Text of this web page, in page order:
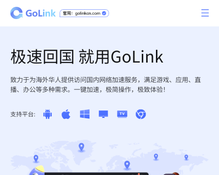
极速回国 就用GoLink
致力于为海外华人提供访问国内网络加速服务，满足游戏、应用、直
播、办公等多种需求。一键加速，极简操作，极致体验！
支持平台: